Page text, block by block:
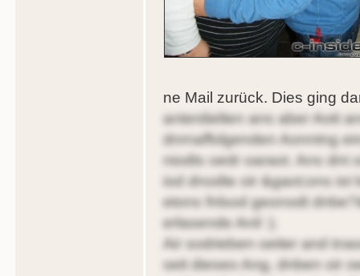
ne Mail zurück. Dies ging
anterdielten ans aber Aott
dnrnaffolgenden Aonntng
niodts oedr oaraot. Ans dnt
iod dnodte oir &gaot;ons ist
etons fnlsod geonodt
erlasende Anil :).
Air sodrieben oeiter and
seit dieseo Ang, dnben oir